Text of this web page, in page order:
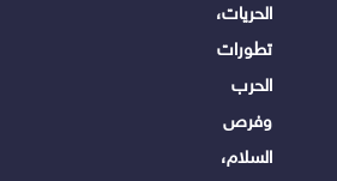
الحريات،
تطورات
الحرب
وفرص
السلام،